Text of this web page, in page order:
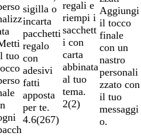
tuo
sigilla o
incarta
pacchetti
regalo
con
adesivi
fatti
apposta
per te.
4.6(267)
regali e
riempi i
sacchett
i con
carta
abbinata
al tuo
tema.
2(2)
Aggiungi
il tocco
finale
con un
nastro
personali
zzato con
il tuo
messaggi
o.